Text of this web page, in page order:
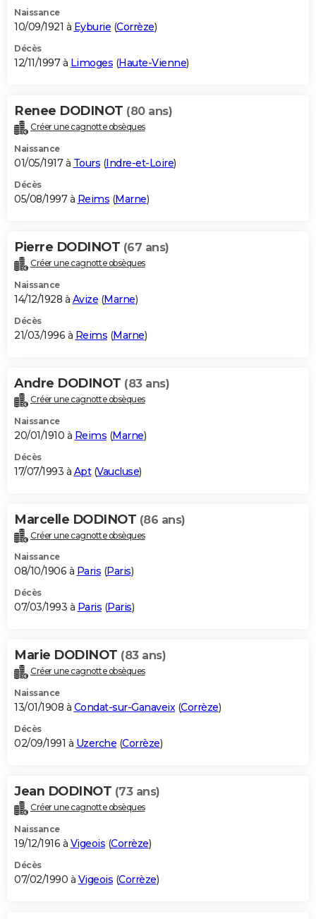
Naissance
10/09/1921 à Eyburie (Corrèze)
Décès
12/11/1997 à Limoges (Haute-Vienne)
Renee DODINOT (80 ans)
Créer une cagnotte obsèques
Naissance
01/05/1917 à Tours (Indre-et-Loire)
Décès
05/08/1997 à Reims (Marne)
Pierre DODINOT (67 ans)
Créer une cagnotte obsèques
Naissance
14/12/1928 à Avize (Marne)
Décès
21/03/1996 à Reims (Marne)
Andre DODINOT (83 ans)
Créer une cagnotte obsèques
Naissance
20/01/1910 à Reims (Marne)
Décès
17/07/1993 à Apt(Vaucluse)
Marcelle DODINOT (86 ans)
Créer une cagnotte obsèques
Naissance
08/10/1906 à Paris (Paris)
Décès
07/03/1993 à Paris (Paris)
Marie DODINOT (83 ans)
Créer une cagnotte obsèques
Naissance
13/01/1908 à Condat-sur-Ganaveix(Corrèze)
Décès
02/09/1991 à Uzerche (Corrèze)
Jean DODINOT (73 ans)
Créer une cagnotte obsèques
Naissance
19/12/1916 à Vigeois (Corrèze)
Décès
07/02/1990 à Vigeois (Corrèze)